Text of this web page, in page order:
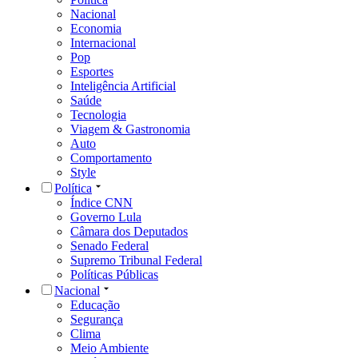
Nacional
Economia
Internacional
Pop
Esportes
Inteligência Artificial
Saúde
Tecnologia
Viagem & Gastronomia
Auto
Comportamento
Style
Política
Índice CNN
Governo Lula
Câmara dos Deputados
Senado Federal
Supremo Tribunal Federal
Políticas Públicas
Nacional
Educação
Segurança
Clima
Meio Ambiente